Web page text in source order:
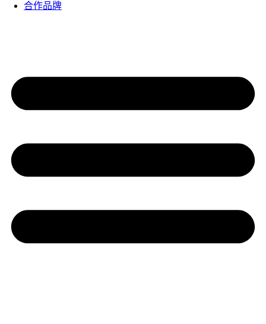
合作品牌